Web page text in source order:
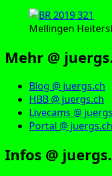
Mellingen
Mehr @
Blog @ juergs.ch
HBB @ juergs.ch
Livecams @
Portal @ juergs.ch
Infos @